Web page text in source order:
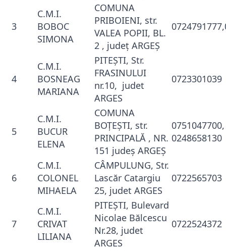
3
C.M.I.
BOBOC
SIMONA
COMUNA
PRIBOIENI, str.
VALEA POPII, BL.
2 , judeţ ARGEŞ
4
C.M.I.
BOSNEAG
MARIANA
PITEŞTI, Str.
FRASINULUI
nr.10, judet
ARGES
0723301039
5
C.M.I.
BUCUR
ELENA
COMUNA
BOŢEŞTI, str.
PRINCIPALĂ , NR.
151 judeş ARGEŞ
0751047700,
0248658130
6
C.M.I.
COLONEL
MIHAELA
CÂMPULUNG, Str.
Lascăr Catargiu
25, judet ARGES
0722565703
7
C.M.I.
CRIVAT
LILIANA
PITEŞTI, Bulevard
Nicolae Bălcescu
Nr.28, judet
ARGES
0722524372